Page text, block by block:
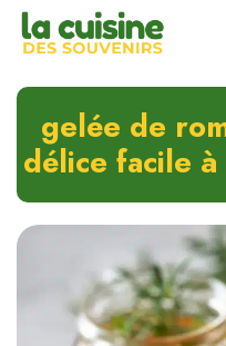
Skip
gelée de
délice facile